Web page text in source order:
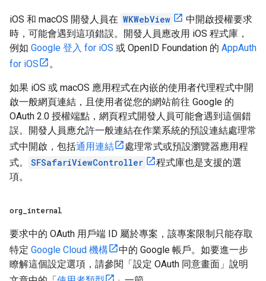
iOS 和 macOS 開發人員在 WKWebView
中開啟授權要求
時，可能會遇到這項錯誤。開發人員應改用 iOS 程式庫，
例如 Google 登入 for iOS 或 OpenID Foundation 的 AppAuth
for iOS
。
如果 iOS 或 macOS 應用程式在內嵌的使用者代理程式中開
啟一般網頁連結，且使用者從您的網站前往 Google 的
OAuth 2.0 授權端點，網頁程式開發人員可能會遇到這個錯
誤。開發人員應允許一般連結在作業系統的預設連結處理常
式中開啟，包括通用連結
處理常式或預設瀏覽器應用程
式。
SFSafariViewController
程式庫也是支援的選
項。
org internal
要求中的 OAuth 用戶端 ID 屬於專案，該專案限制只能存取
特定 Google Cloud 機構
中的 Google 帳戶。如要進一步
瞭解這個設定選項，請參閱「設定 OAuth 同意畫面」說明